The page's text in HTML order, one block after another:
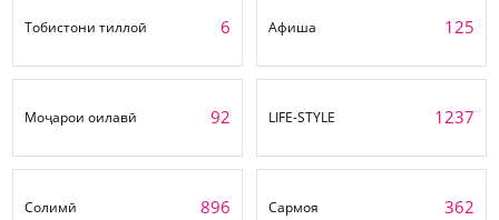
Тобистони тиллоӣ 6 Афиша 125
Моҷарои оилавӣ 92 LIFE-STYLE 1237
Солимӣ 896 Сармоя 362